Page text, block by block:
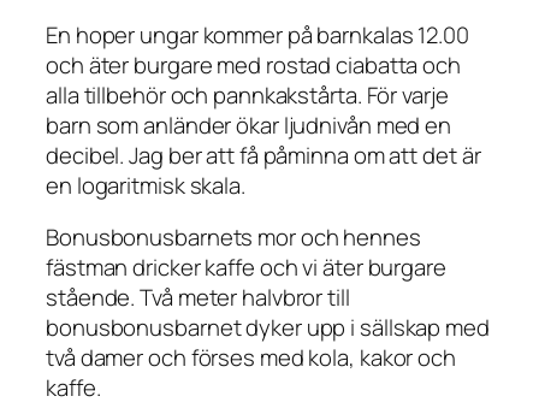
En hoper ungar kommer på barnkalas 12.00
och äter burgare med rostad ciabatta och
alla tillbehör och pannkakstårta. För varje
barn som anländer ökar ljudnivån med en
decibel. Jag ber att få påminna om att det är
en logaritmisk skala.
Bonusbonusbarnets mor och hennes
fästman dricker kaffe och vi äter burgare
stående. Två meter halvbror till
bonusbonusbarnet dyker upp i sällskap med
två damer och förses med kola, kakor och
kaffe.